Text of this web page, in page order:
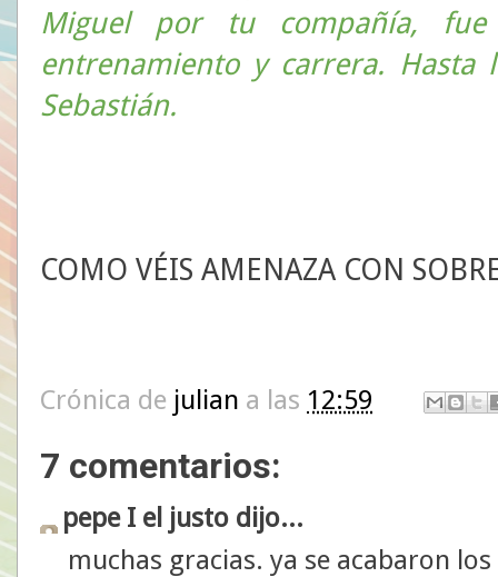
Miguel por tu compañía,
entrenamiento y carrera. Hasta
Sebastián.
COMO VÉIS AMENAZA CON
Crónica de julian a las 12:59
7 comentarios:
pepe I el justo dijo...
muchas gracias. ya se acabaron